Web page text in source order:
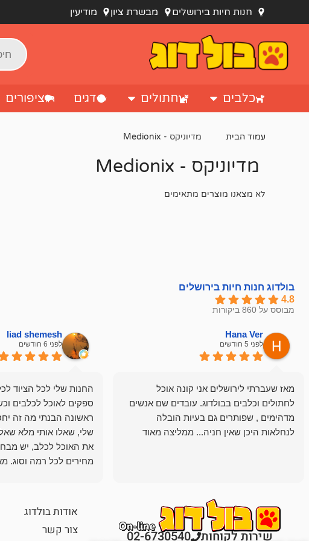
חנות חיות בירושלים מבשרת ציון מודיעין
כלבים חתולים דגים ציפורים
עמוד הבית מדיוניקס - Medionix
מדיוניקס - Medionix
לא מצאנו מוצרים מתאימים
בולדוג חנות חיות בירושלים
4.8
מבוסס על 860 ביקורות
Hana Ver
לפני 5 חודשים
מאז שעברתי לירושלים אני קונה אוכל
לחתולים וכלבים בבולדוג. עובדים שם אנשים
מדהימים , שפותרים גם בעיות הובלה
לנחלאות היכן שאין חניה... ממליצה מאוד
liad shemesh
לפני 6 חודשים
החנות שלי לכל הציוד
ספקים לאוכל לכלבים
ראשונה הבנתי מה זה
שלי, שאלו אותי מלא
את האוכל לכלב, יש
מחירים לכל רמה וסוג.
שירות לקוחות 02-6730540
אודות בולדוג
צור קשר